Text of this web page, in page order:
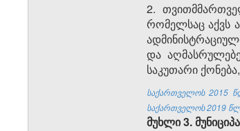
2.
რომელსაც აქვს
და
საკუთარი
საქართველოს 2015
საქართველოს 2019
მუხლი 3.